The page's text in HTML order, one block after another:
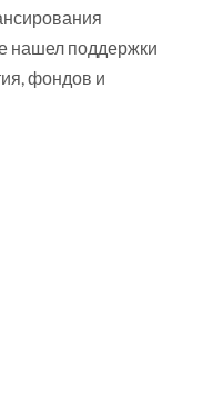
нашел поддержки
фондов и